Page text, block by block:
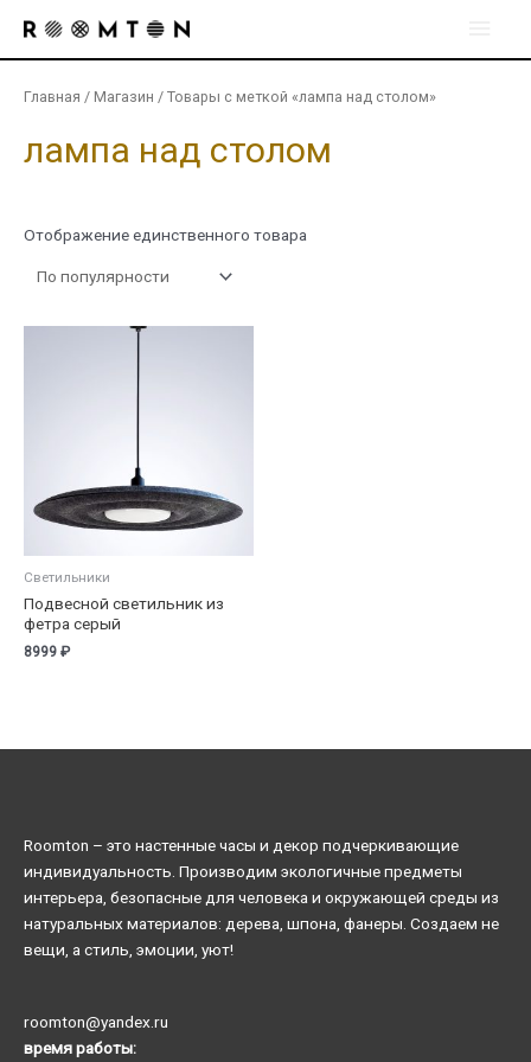
содержимому
Главная / Магазин / Товары с меткой «лампа над столом»
лампа над столом
Отображение единственного товара
Светильники
Подвесной светильник из
фетра серый
8999 ₽
Roomton – это настенные часы и декор подчеркивающие
индивидуальность. Производим экологичные предметы
интерьера, безопасные для человека и окружающей среды из
натуральных материалов: дерева, шпона, фанеры. Создаем не
вещи, а стиль, эмоции, уют!
roomton@yandex.ru
время работы: